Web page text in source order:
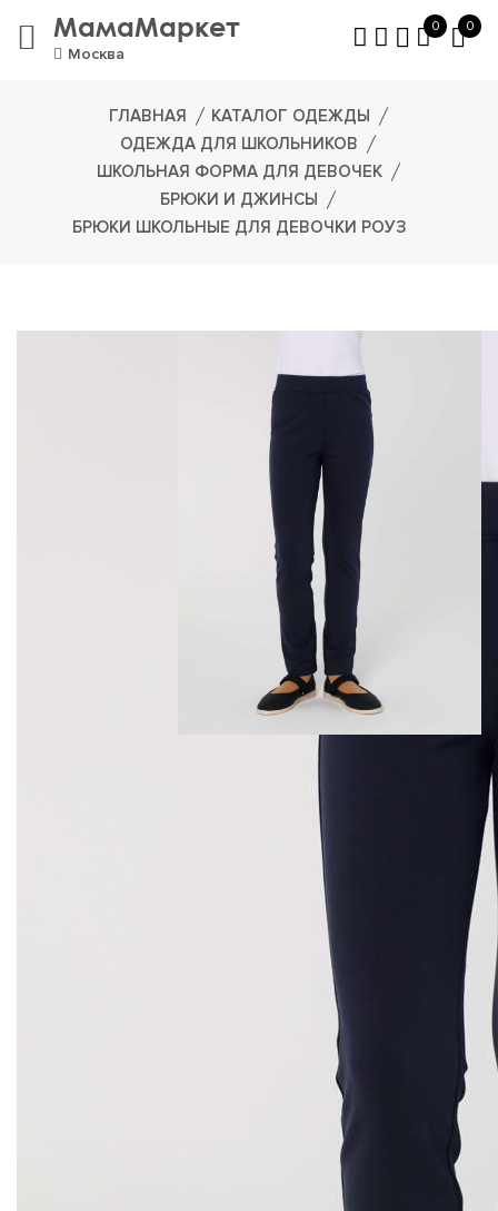
МамаМаркет
Москва
0 0
ГЛАВНАЯ
КАТАЛОГ ОДЕЖДЫ
ОДЕЖДА ДЛЯ ШКОЛЬНИКОВ
ШКОЛЬНАЯ ФОРМА ДЛЯ ДЕВОЧЕК
БРЮКИ И ДЖИНСЫ
БРЮКИ ШКОЛЬНЫЕ ДЛЯ ДЕВОЧКИ РОУЗ